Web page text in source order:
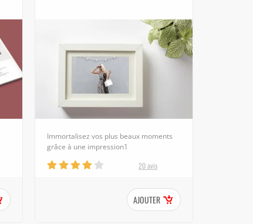
Immortalisez vos plus beaux moments
grâce à une impression1
20 avis
AJOUTER